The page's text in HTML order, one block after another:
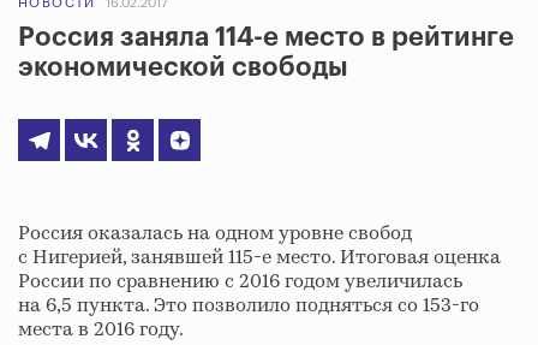
НОВОСТИ 16.02.2017
Россия заняла 114-е место в рейтинге
экономической свободы
Россия оказалась на одном уровне свобод
с Нигерией, занявшей 115-е место. Итоговая оценка
России по сравнению с 2016 годом увеличилась
на 6,5 пункта. Это позволило подняться со 153-го
места в 2016 году.